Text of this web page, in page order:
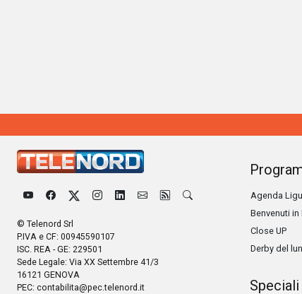
© Telenord Srl
P.IVA e CF: 00945590107
ISC. REA - GE: 229501
Sede Legale: Via XX Settembre 41/3
16121 GENOVA
PEC: contabilita@pec.telenord.it
Agenda
Benvenuti in
Close UP
Derby del
Speciali